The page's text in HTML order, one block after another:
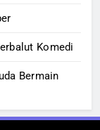
Komedi
Bermain